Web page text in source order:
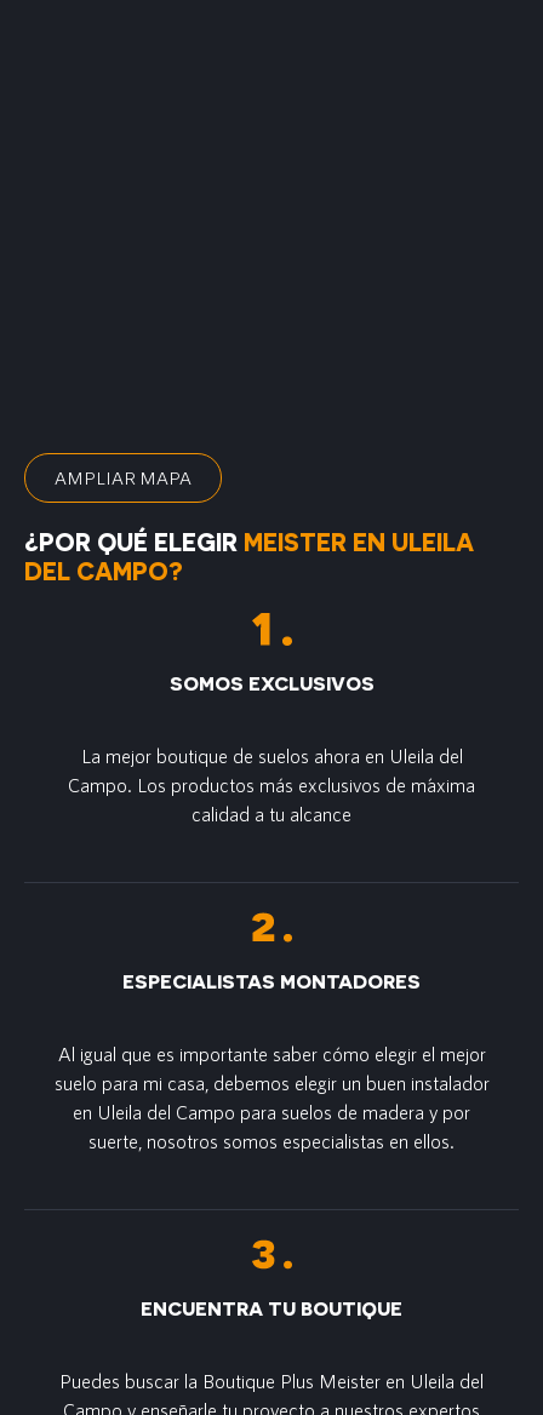
AMPLIAR MAPA
¿POR QUÉ ELEGIR MEISTER EN ULEILA
DEL CAMPO?
SOMOS EXCLUSIVOS
La mejor boutique de suelos ahora en Uleila del
Campo. Los productos más exclusivos de m´axima
calidad a tu alcance
ESPECIALISTAS MONTADORES
Al igual que es importante saber cómo elegir el mejor
suelo para mi casa, debemos elegir un buen instalador
en Uleila del Campo para suelos de madera y por
suerte, nosotros somos especialistas en ellos.
ENCUENTRA TU BOUTIQUE
Puedes buscar la Boutique Plus Meister en Uleila del
Campo y enseñarle tu proyecto a nuestros expertos